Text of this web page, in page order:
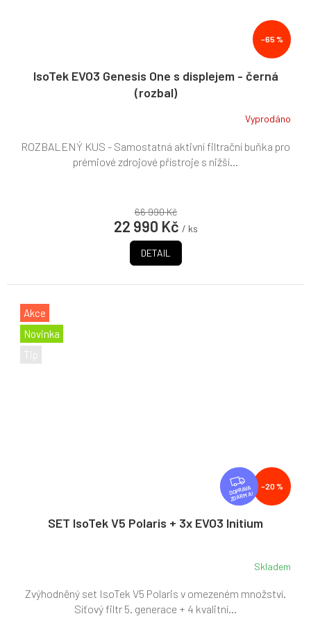
–65 %
IsoTek EVO3 Genesis One s displejem - černá
(rozbal)
Vyprodáno
66 990 Kč
22 990 Kč / ks
DETAIL
ROZBALENÝ KUS - Samostatná aktivní filtrační buňka pro
prémiové zdrojové přístroje s nižší...
Akce
Novinka
Tip
Z
D
A
R
M
ZDARMA
–20 %
SET IsoTek V5 Polaris + 3x EVO3 Initium
Skladem
Zvýhodněný set IsoTek V5 Polaris v omezeném množství.
Síťový filtr 5. generace + 4 kvalitní...